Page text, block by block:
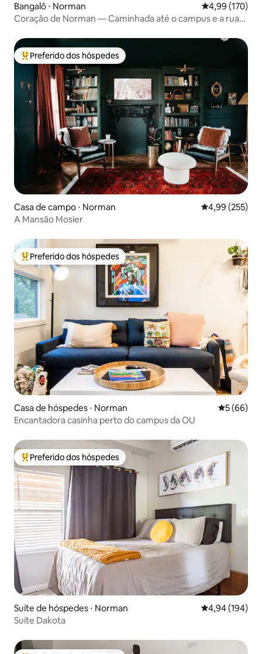
Bangalô ⋅ Norman 4,99 de uma
4,99 (170)
Coração de Norman — Caminhada até o campus e a rua
Entre os melhores preferidos dos hóspedes
Preferido dos hóspedes
Casa de campo ⋅ Norman 4,99 de uma
4,99 (255)
A Mansão Mosier
Entre os melhores preferidos dos hóspedes
Preferido dos hóspedes
Casa de hóspedes ⋅ Norman 5 de uma
5 (66)
Encantadora casinha perto do campus da OU
Entre os melhores preferidos dos hóspedes
Preferido dos hóspedes
Suíte de hóspedes ⋅ Norman 4,94 de uma
4,94 (194)
Suíte Dakota